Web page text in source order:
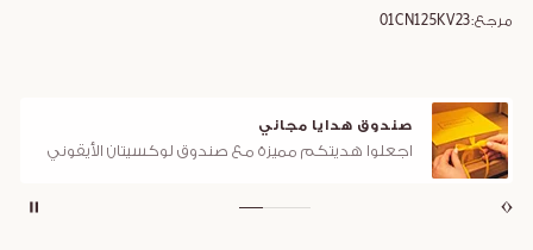
مرجع:01CN125KV23
صندوق هدايا مجاني
اجعلوا هديتكم مميزة مع صندوق لوكسيتان الأيقوني